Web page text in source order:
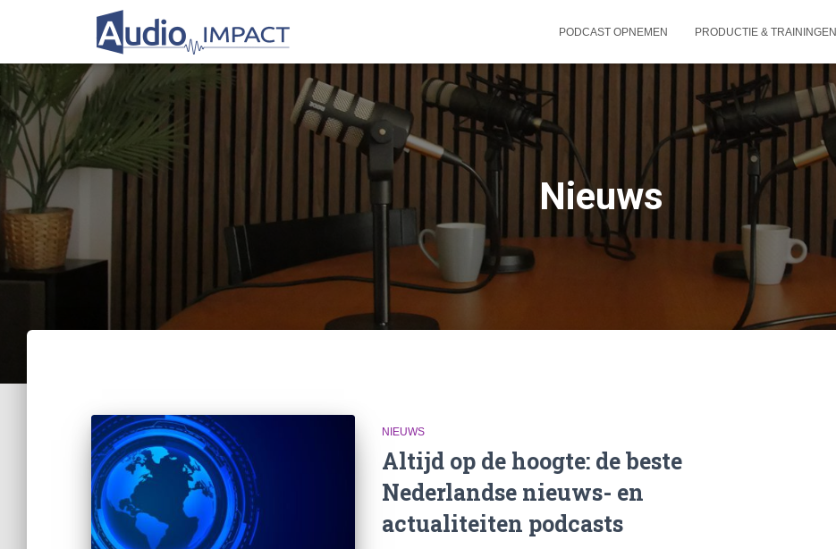
PODCAST OPNEMEN PRODUCTIE & TRAININGEN
Nieuws
NIEUWS
Altijd op de hoogte: de beste
Nederlandse nieuws- en
actualiteiten podcasts